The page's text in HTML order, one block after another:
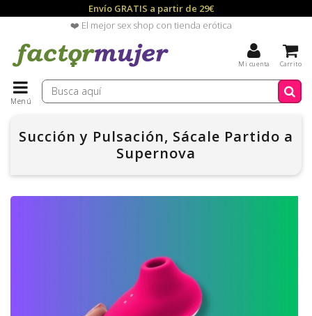
Envío GRATIS a partir de 29€
❤️ El mejor sex shop con tienda erótica
Carrito
Mi cuenta
Menú
Succión y Pulsación, Sácale Partido a
Supernova